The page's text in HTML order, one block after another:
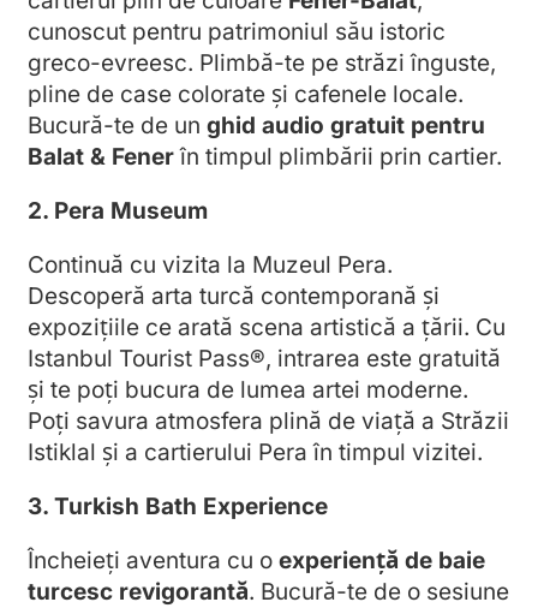
cunoscut pentru patrimoniul său istoric
greco-evreesc. Plimbă-te pe străzi înguste,
pline de case colorate și cafenele locale.
Bucură-te de un ghid audio gratuit pentru
Balat & Fenerîn timpul plimbării prin cartier.
2. Pera Museum
Continuă cu vizita la Muzeul Pera.
Descoperă arta turcă contemporană și
expozițiile ce arată scena artistică a țării. Cu
Istanbul Tourist Pass®, intrarea este gratuită
și te poți bucura de lumea artei moderne.
Poți savura atmosfera plină de viață a Străzii
Istiklal și a cartierului Pera în timpul vizitei.
3. Turkish Bath Experience
Încheieți aventura cu o experiență de baie
turcesc revigorantă. Bucură-te de o sesiune